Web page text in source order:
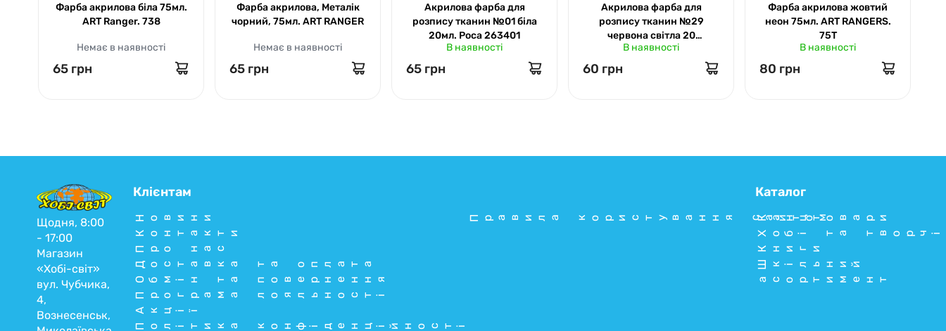
Фарба акрилова біла 75мл.
ART Ranger. 738
Немає в наявності
65 грн
Фарба акрилова, Металік
чорний, 75мл. ART RANGER
Немає в наявності
65 грн
Акрилова фарба для
розпису тканин №01 біла
20мл. Роса 263401
В наявності
65 грн
Акрилова фарба для
розпису тканин №29
червона світла 20
мл.talent. Роса 263429
В наявності
60 грн
Фарба акрилова жовтий
неон 75мл. ART RANGERS.
75Т
В наявності
80 грн
Щодня, 8:00
- 17:00
Магазин
«Хобі-світ»
вул. Чубчика,
4,
Вознесенськ,
Клієнтам
Новини
Контакти
Про нас
Доставка та оплата
Обмін та повернення
Програма лояльності
Акції
Політика конфіденційності
Правила користування сайтом
Каталог
Канцтовари
Хобі та
Книги
Шкільний
асортимент